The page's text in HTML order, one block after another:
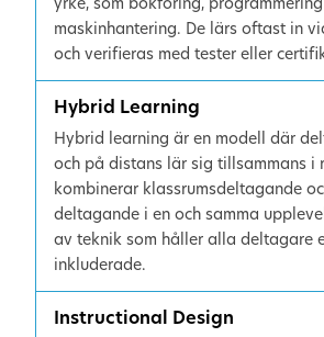
maskinhantering. De lärs oftast in
och verifieras med tester eller
Hybrid Learning
Hybrid learning är en modell där
och på distans lär sig tillsammans i
kombinerar klassrumsdeltagande
deltagande i en och samma
av teknik som håller alla deltagare
inkluderade.
Instructional Design